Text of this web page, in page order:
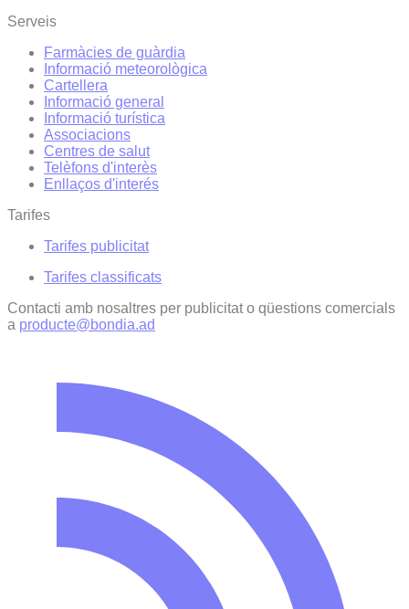
Serveis
Farmàcies de guàrdia
Informació meteorològica
Cartellera
Informació general
Informació turística
Associacions
Centres de salut
Telèfons d'interès
Enllaços d'interés
Tarifes
Tarifes publicitat
Tarifes classificats
Contacti amb nosaltres per publicitat o qüestions comercials
a producte@bondia.ad